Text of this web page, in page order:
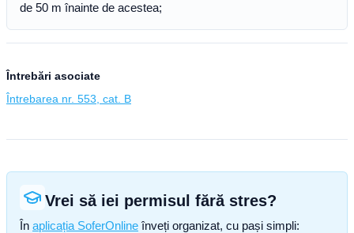
de 50 m înainte de acestea;
Întrebări asociate
Întrebarea nr. 553, cat. B
Vrei să iei permisul fără stres?
În aplicația SoferOnline înveți organizat, cu pași simpli: